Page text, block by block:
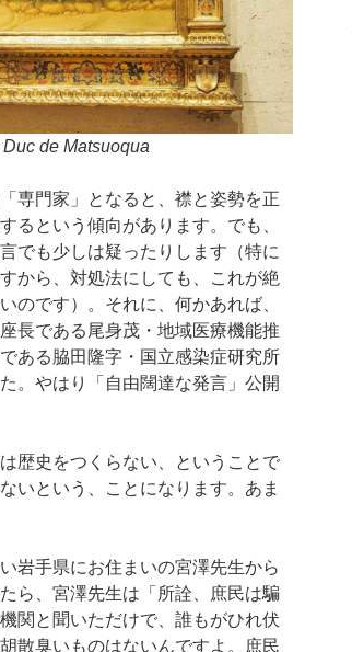
de Matsuoqua
専門家」となると、襟と姿勢を正
るという傾向があります。でも、
でも少しは疑ったりします（特に
から、対処法にしても、これが絶
のです）。それに、何かあれば、
長である尾身茂・地域医療機能推
ある脇田隆字・国立感染症研究所
。やはり「自由闊達な発言」公開
歴史をつくらない、ということで
いという、ことになります。あま
岩手県にお住まいの宮澤先生から
ら、宮澤先生は「所詮、庶民は騙
関と聞いただけで、誰もがひれ伏
散臭いものはないんですよ。庶民